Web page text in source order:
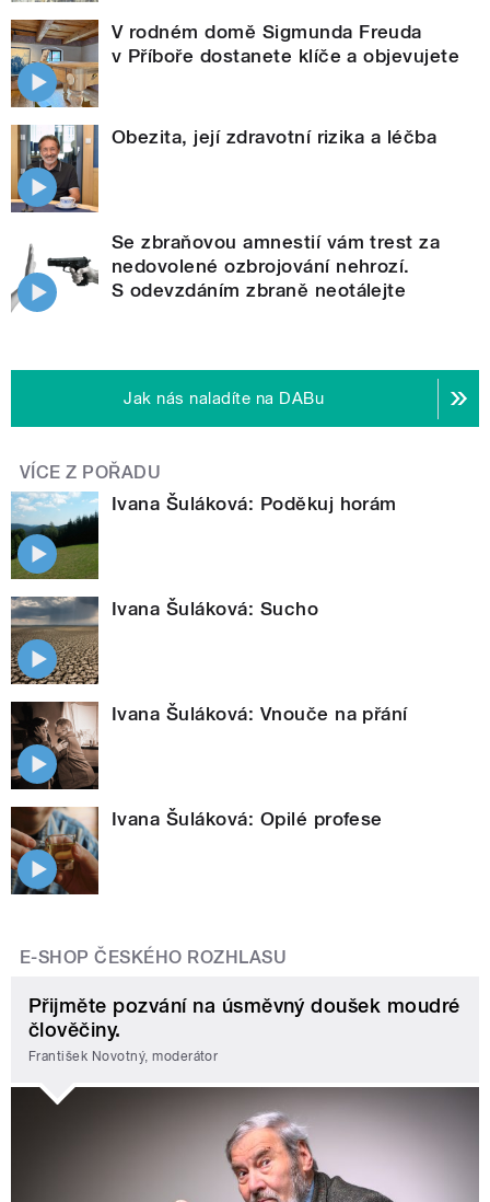
V rodném domě Sigmunda Freuda
v Příboře dostanete klíče a objevujete
Obezita, její zdravotní rizika a léčba
Se zbraňovou amnestií vám trest za
nedovolené ozbrojování nehrozí.
S odevzdáním zbraně neotálejte
Jak nás naladíte na DABu
VÍCE Z POŘADU
Ivana Šuláková: Poděkuj horám
Ivana Šuláková: Sucho
Ivana Šuláková: Vnouče na přání
Ivana Šuláková: Opilé profese
E-SHOP ČESKÉHO ROZHLASU
Přijměte pozvání na úsměvný doušek moudré
člověčiny.
František Novotný, moderátor